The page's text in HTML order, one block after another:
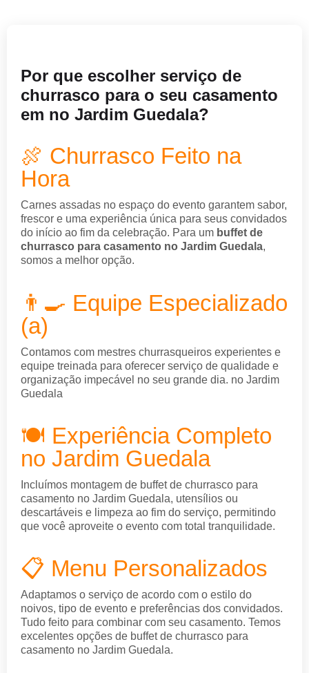
Por que escolher serviço de
churrasco para o seu casamento
em no Jardim Guedala?
🍖 Churrasco Feito na
Hora
Carnes assadas no espaço do evento garantem sabor,
frescor e uma experiência única para seus convidados
do início ao fim da celebração. Para um buffet de
churrasco para casamento no Jardim Guedala,
somos a melhor opção.
👨‍🍳 Equipe Especializado
(a)
Contamos com mestres churrasqueiros experientes e
equipe treinada para oferecer serviço de qualidade e
organização impecável no seu grande dia. no Jardim
Guedala
🍽️ Experiência Completo
no Jardim Guedala
Incluímos montagem de buffet de churrasco para
casamento no Jardim Guedala, utensílios ou
descartáveis e limpeza ao fim do serviço, permitindo
que você aproveite o evento com total tranquilidade.
📋 Menu Personalizados
Adaptamos o serviço de acordo com o estilo do
noivos, tipo de evento e preferências dos convidados.
Tudo feito para combinar com seu casamento. Temos
excelentes opções de buffet de churrasco para
casamento no Jardim Guedala.